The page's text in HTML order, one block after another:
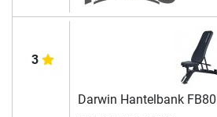
3
Darwin Hantelbank FB80